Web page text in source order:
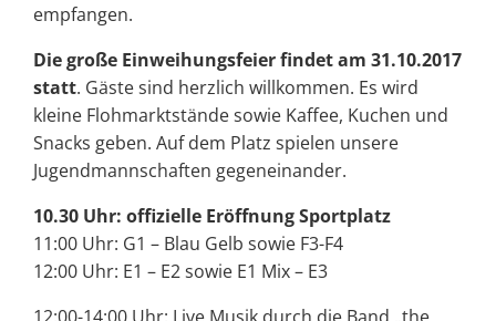
empfangen.
Die große Einweihungsfeier findet am 31.10.2017
statt. Gäste sind herzlich willkommen. Es wird
kleine Flohmarktstände sowie Kaffee, Kuchen und
Snacks geben. Auf dem Platz spielen unsere
Jugendmannschaften gegeneinander.
10.30 Uhr: offizielle Eröffnung Sportplatz
11:00 Uhr: G1 – Blau Gelb sowie F3-F4
12:00 Uhr: E1 – E2 sowie E1 Mix – E3